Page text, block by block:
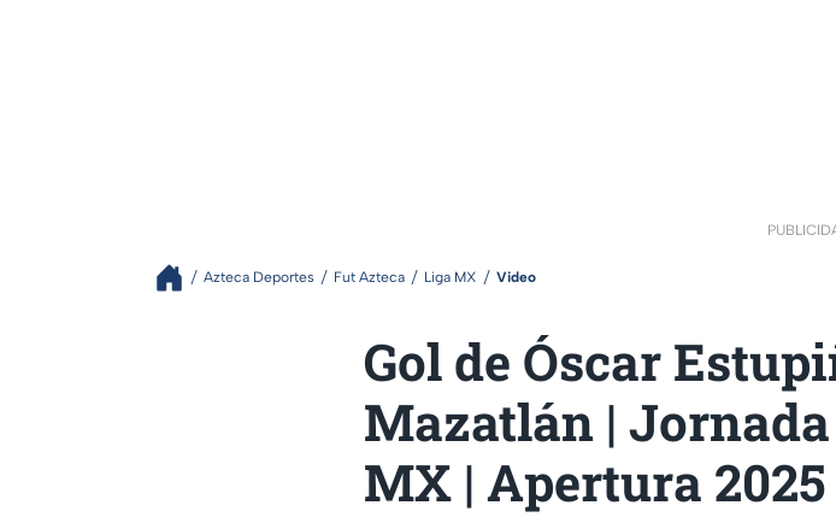
Azteca Deportes Fut Azteca Liga MX Video
Gol de Óscar
Mazatlán | Jornada
MX | Apertura 2025